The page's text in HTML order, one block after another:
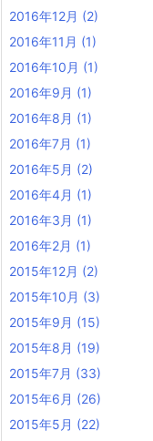
2016年12月 (2)
2016年11月 (1)
2016年10月 (1)
2016年9月 (1)
2016年8月 (1)
2016年7月 (1)
2016年5月 (2)
2016年4月 (1)
2016年3月 (1)
2016年2月 (1)
2015年12月 (2)
2015年10月 (3)
2015年9月 (15)
2015年8月 (19)
2015年7月 (33)
2015年6月 (26)
2015年5月 (22)